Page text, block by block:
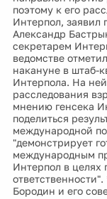
поэтому к его
Интерпол, заявил
Александр
секретарем
ведомстве
накануне в штаб-
Интерпола. На
расследования
мнению генсека
поделиться
международной
"демонстрирует
международным
Интерпол в целях
Бородин и его